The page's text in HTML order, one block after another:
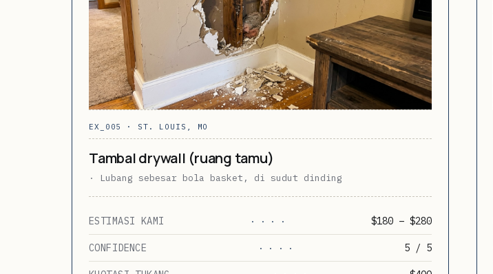
EX_005 · ST. LOUIS, MO
Tambal drywall (ruang tamu)
· Lubang sebesar bola basket, di sudut dinding
ESTIMASI KAMI · · · · $180 – $280
CONFIDENCE · · · · 5 / 5